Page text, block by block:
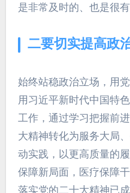
是非常及时的、也是很有
二要切实提高政
始终站稳政治立场，用
用习近平新时代中国特
工作，通过学习把握前
大精神转化为服务大局
动实践，以更高质量的
保障新局面，医疗保障
落实党的二十大精神已